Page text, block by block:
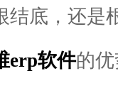
结底，还是
erp软件的